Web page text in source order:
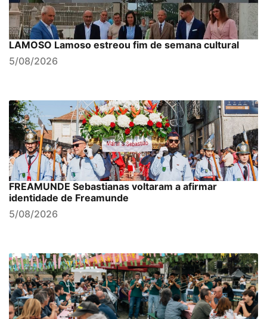
LAMOSO Lamoso estreou fim de semana cultural
5/08/2026
FREAMUNDE Sebastianas voltaram a afirmar
identidade de Freamunde
5/08/2026